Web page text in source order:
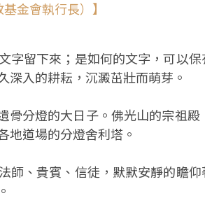
金會執行長）】
字留下來；是如何的文字，可以
深入的耕耘，沉澱茁壯而萌芽。
骨分燈的大日子。佛光山的宗祖
地道場的分燈舍利塔。
師、貴賓、信徒，默默安靜的瞻